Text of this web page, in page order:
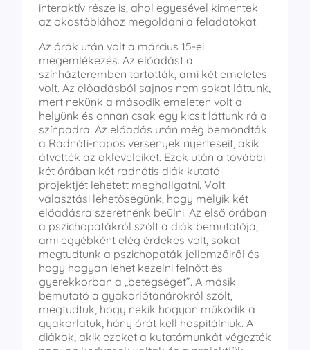
interaktív része is, ahol egyesével kimentek
az okostáblához megoldani a feladatokat.
Az órák után volt a március 15-ei
megemlékezés. Az előadást a
színházteremben tartották, ami két emeletes
volt. Az előadásból sajnos nem sokat láttunk,
mert nekünk a második emeleten volt a
helyünk és onnan csak egy kicsit láttunk rá a
színpadra. Az előadás után még bemondták
a Radnóti-napos versenyek nyerteseit, akik
átvették az okleveleiket. Ezek után a további
két órában két radnótis diák kutató
projektjét lehetett meghallgatni. Volt
választási lehetőségünk, hogy melyik két
előadásra szeretnénk beülni. Az első órában
a pszichopatákról szólt a diák bemutatója,
ami egyébként elég érdekes volt, sokat
megtudtunk a pszichopaták jellemzőiről és
hogy hogyan lehet kezelni felnőtt és
gyerekkorban a „betegséget”. A másik
bemutató a gyakorlótanárokról szólt,
megtudtuk, hogy nekik hogyan működik a
gyakorlatuk, hány órát kell hospitálniuk. A
diákok, akik ezeket a kutatómunkát végezték